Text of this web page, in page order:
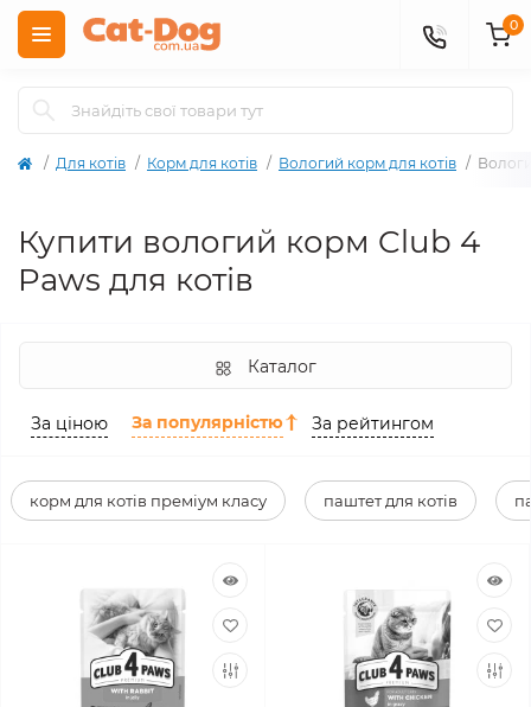
0
Для котів Корм для котів Вологий корм для котів
Купити вологий корм Club 4
Paws для котів
Каталог
За ціною За популярністю За рейтингом
корм для котів преміум класу паштет для котів